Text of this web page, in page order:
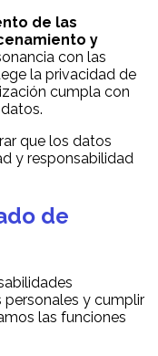
de las
y
con las
la privacidad de
cumpla con
que los datos
y responsabilidad
de
y cumplir
las funciones